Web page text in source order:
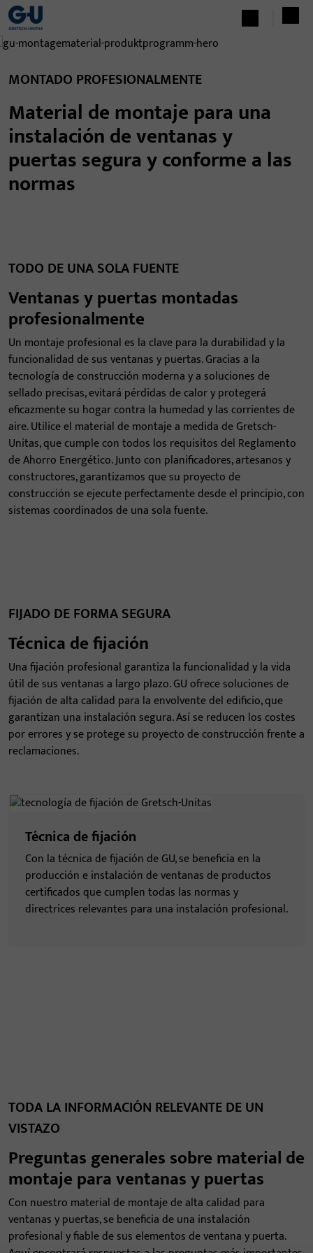
MONTADO PROFESIONALMENTE
Material de montaje para una
instalación de ventanas y
puertas segura y conforme a las
normas
TODO DE UNA SOLA FUENTE
Ventanas y puertas montadas
profesionalmente
Un montaje profesional es la clave para la durabilidad y la
funcionalidad de sus ventanas y puertas. Gracias a la
tecnología de construcción moderna y a soluciones de
sellado precisas, evitará pérdidas de calor y protegerá
eficazmente su hogar contra la humedad y las corrientes de
aire. Utilice el material de montaje a medida de Gretsch-
Unitas, que cumple con todos los requisitos del Reglamento
de Ahorro Energético. Junto con planificadores, artesanos y
constructores, garantizamos que su proyecto de
construcción se ejecute perfectamente desde el principio, con
sistemas coordinados de una sola fuente.
FIJADO DE FORMA SEGURA
Técnica de fijación
Una fijación profesional garantiza la funcionalidad y la vida
útil de sus ventanas a largo plazo. GU ofrece soluciones de
fijación de alta calidad para la envolvente del edificio, que
garantizan una instalación segura. Así se reducen los costes
por errores y se protege su proyecto de construcción frente a
reclamaciones.
Técnica de fijación
Con la técnica de fijación de GU, se beneficia en la
producción e instalación de ventanas de productos
certificados que cumplen todas las normas y
directrices relevantes para una instalación profesional.
TODA LA INFORMACIÓN RELEVANTE DE UN
VISTAZO
Preguntas generales sobre material de
montaje para ventanas y puertas
Con nuestro material de montaje de alta calidad para
ventanas y puertas, se beneficia de una instalación
profesional y fiable de sus elementos de ventana y puerta.